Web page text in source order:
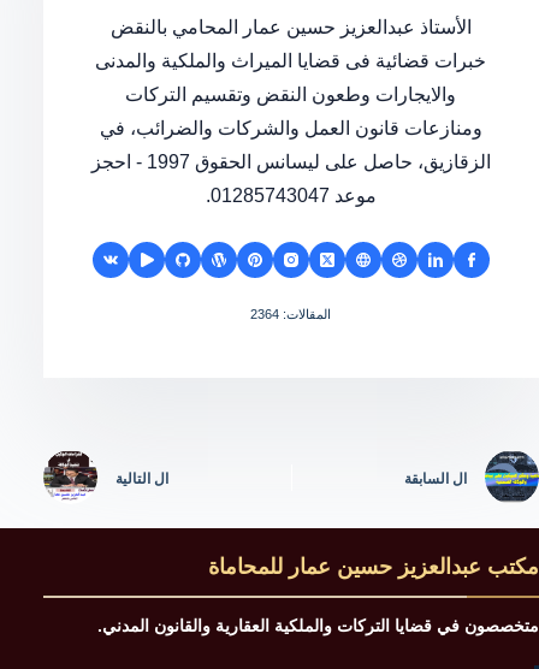
الأستاذ عبدالعزيز حسين عمار المحامي بالنقض
خبرات قضائية فى قضايا الميراث والملكية والمدنى
والايجارات وطعون النقض وتقسيم التركات
ومنازعات قانون العمل والشركات والضرائب، في
الزقازيق، حاصل على ليسانس الحقوق 1997 - احجز
موعد 01285743047.
المقالات: 2364
ال السابقة ال التالية
مكتب عبدالعزيز حسين عمار للمحاماة
متخصصون في قضايا التركات والملكية العقارية والقانون المدني.